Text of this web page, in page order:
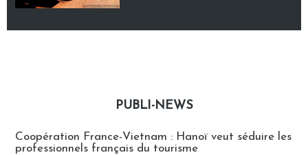
PUBLI-NEWS
Coopération France-Vietnam : Hanoï veut séduire les
professionnels français du tourisme